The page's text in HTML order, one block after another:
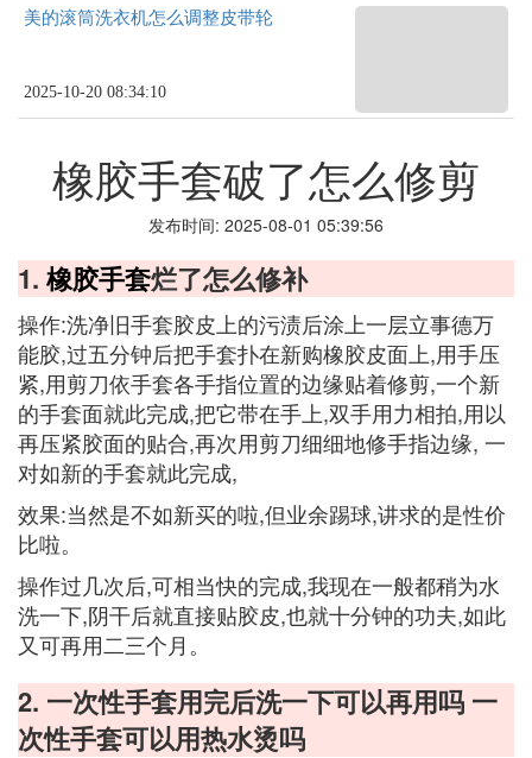
美的滚筒洗衣机怎么调整皮带轮
2025-10-20 08:34:10
橡胶手套破了怎么修剪
发布时间: 2025-08-01 05:39:56
1. 橡胶手套烂了怎么修补
操作:洗净旧手套胶皮上的污渍后涂上一层立事德万
能胶,过五分钟后把手套扑在新购橡胶皮面上,用手压
紧,用剪刀依手套各手指位置的边缘贴着修剪,一个新
的手套面就此完成,把它带在手上,双手用力相拍,用以
再压紧胶面的贴合,再次用剪刀细细地修手指边缘, 一
对如新的手套就此完成,
效果:当然是不如新买的啦,但业余踢球,讲求的是性价
比啦。
操作过几次后,可相当快的完成,我现在一般都稍为水
洗一下,阴干后就直接贴胶皮,也就十分钟的功夫,如此
又可再用二三个月。
2. 一次性手套用完后洗一下可以再用吗 一
次性手套可以用热水烫吗